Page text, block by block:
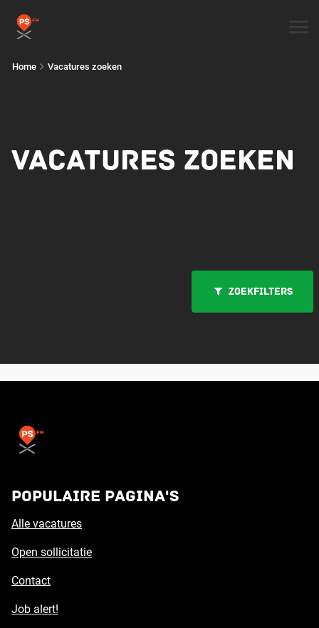
Home Vacatures zoeken
VACATURES ZOEKEN
Zoekfilters
Populaire pagina's
Alle vacatures
Open sollicitatie
Contact
Job alert!